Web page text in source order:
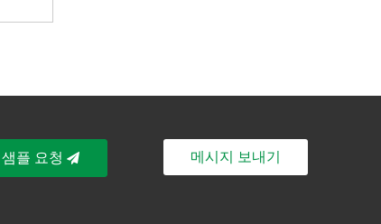
샘플 요청 메시지 보내기